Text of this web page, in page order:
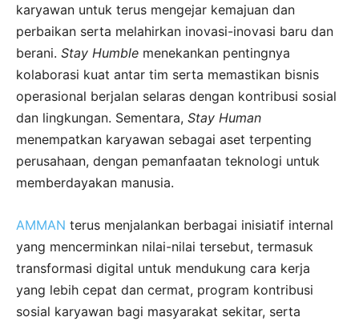
karyawan untuk terus mengejar kemajuan dan
perbaikan serta melahirkan inovasi-inovasi baru dan
berani. Stay Humble menekankan pentingnya
kolaborasi kuat antar tim serta memastikan bisnis
operasional berjalan selaras dengan kontribusi sosial
dan lingkungan. Sementara, Stay Human
menempatkan karyawan sebagai aset terpenting
perusahaan, dengan pemanfaatan teknologi untuk
memberdayakan manusia.
AMMAN terus menjalankan berbagai inisiatif internal
yang mencerminkan nilai-nilai tersebut, termasuk
transformasi digital untuk mendukung cara kerja
yang lebih cepat dan cermat, program kontribusi
sosial karyawan bagi masyarakat sekitar, serta